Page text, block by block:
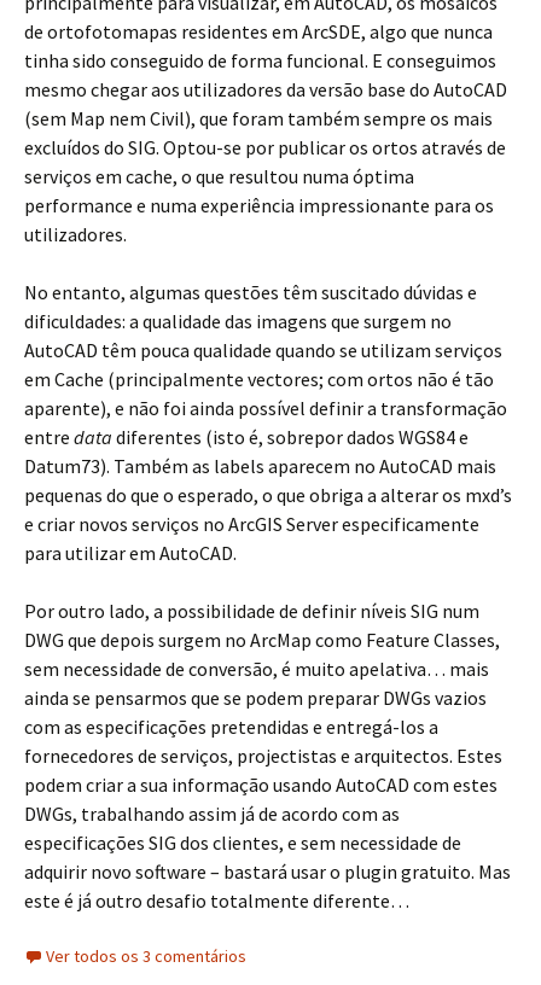
de ortofotomapas residentes em ArcSDE, algo que nunca
tinha sido conseguido de forma funcional. E conseguimos
mesmo chegar aos utilizadores da versão base do AutoCAD
(sem Map nem Civil), que foram também sempre os mais
excluídos do SIG. Optou-se por publicar os ortos através de
serviços em cache, o que resultou numa óptima
performance e numa experiência impressionante para os
utilizadores.
No entanto, algumas questões têm suscitado dúvidas e
dificuldades: a qualidade das imagens que surgem no
AutoCAD têm pouca qualidade quando se utilizam serviços
em Cache (principalmente vectores; com ortos não é tão
aparente), e não foi ainda possível definir a transformação
entre data diferentes (isto é, sobrepor dados WGS84 e
Datum73). Também as labels aparecem no AutoCAD mais
pequenas do que o esperado, o que obriga a alterar os mxd’s
e criar novos serviços no ArcGIS Server especificamente
para utilizar em AutoCAD.
Por outro lado, a possibilidade de definir níveis SIG num
DWG que depois surgem no ArcMap como Feature Classes,
sem necessidade de conversão, é muito apelativa… mais
ainda se pensarmos que se podem preparar DWGs vazios
com as especificações pretendidas e entregá-los a
fornecedores de serviços, projectistas e arquitectos. Estes
podem criar a sua informação usando AutoCAD com estes
DWGs, trabalhando assim já de acordo com as
especificações SIG dos clientes, e sem necessidade de
adquirir novo software – bastará usar o plugin gratuito. Mas
este é já outro desafio totalmente diferente…
Ver todos os 3 comentários